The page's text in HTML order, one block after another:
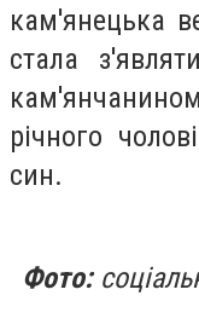
кам'янецька
стала
річного
син.
Фото: